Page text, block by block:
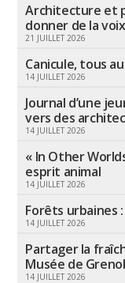
Architecture et
donner de la voix
21 JUILLET 2026
Canicule, tous
14 JUILLET 2026
Journal d’une
vers des
14 JUILLET 2026
« In Other
esprit animal
14 JUILLET 2026
Forêts urbaines
14 JUILLET 2026
Partager la
Musée de
14 JUILLET 2026